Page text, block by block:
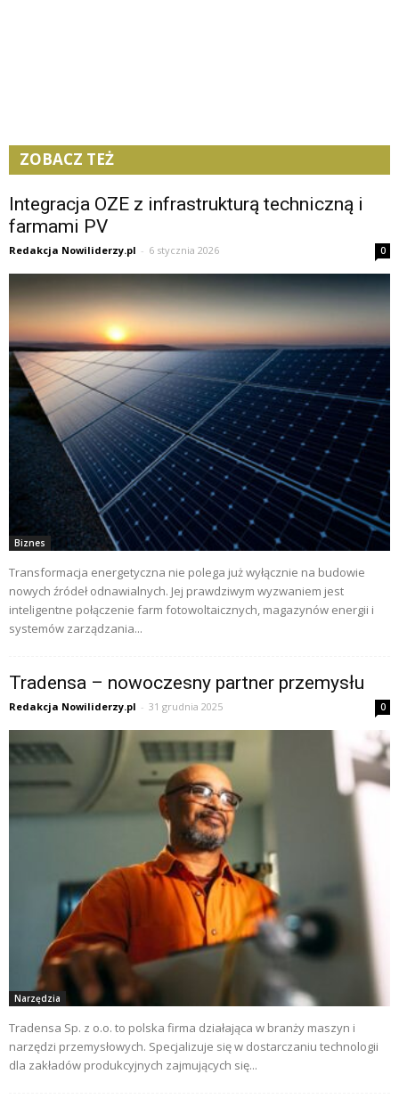
ZOBACZ TEŻ
Integracja OZE z infrastrukturą techniczną i
farmami PV
Redakcja Nowiliderzy.pl - 6 stycznia 2026 0
Biznes
Transformacja energetyczna nie polega już wyłącznie na budowie
nowych źródeł odnawialnych. Jej prawdziwym wyzwaniem jest
inteligentne połączenie farm fotowoltaicznych, magazynów energii i
systemów zarządzania...
Tradensa – nowoczesny partner przemysłu
Redakcja Nowiliderzy.pl - 31 grudnia 2025 0
Narzędzia
Tradensa Sp. z o.o. to polska firma działająca w branży maszyn i
narzędzi przemysłowych. Specjalizuje się w dostarczaniu technologii
dla zakładów produkcyjnych zajmujących się...